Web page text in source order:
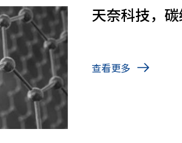
天奈科技，
查看更多